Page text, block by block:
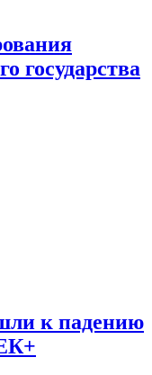
государства
к падению